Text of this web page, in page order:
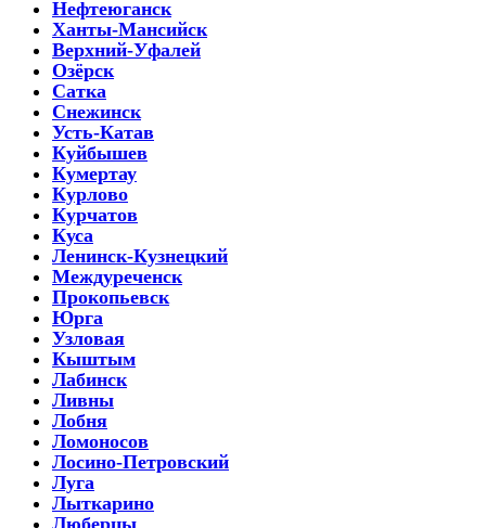
Нефтеюганск
Ханты-Мансийск
Верхний-Уфалей
Озёрск
Сатка
Снежинск
Усть-Катав
Куйбышев
Кумертау
Курлово
Курчатов
Куса
Ленинск-Кузнецкий
Междуреченск
Прокопьевск
Юрга
Узловая
Кыштым
Лабинск
Ливны
Лобня
Ломоносов
Лосино-Петровский
Луга
Лыткарино
Люберцы